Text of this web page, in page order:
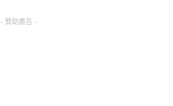
- 贊助廣告 -